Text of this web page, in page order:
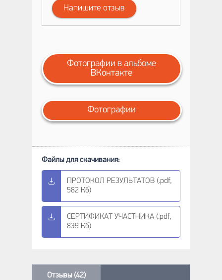
Напишите отзыв
Фотографии в альбоме
ВКонтакте
Фотографии
ПРОТОКОЛ РЕЗУЛЬТАТОВ (.pdf,
582 Кб)
СЕРТИФИКАТ УЧАСТНИКА (.pdf,
839 Кб)
Отзывы (42)